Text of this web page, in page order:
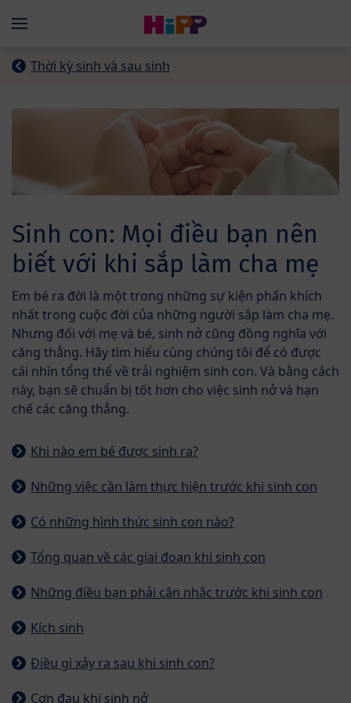
Menü
Thời kỳ sinh và sau sinh
Sinh con: Mọi điều bạn nên
biết với khi sắp làm cha mẹ
Em bé ra đời là một trong những sự kiện phấn khích
nhất trong cuộc đời của những người sắp làm cha mẹ.
Nhưng đối với mẹ và bé, sinh nở cũng đồng nghĩa với
căng thẳng. Hãy tìm hiểu cùng chúng tôi để có được
cái nhìn tổng thể về trải nghiệm sinh con. Và bằng cách
này, bạn sẽ chuẩn bị tốt hơn cho việc sinh nở và hạn
chế các căng thẳng.
Khi nào em bé được sinh ra?
Những việc cần làm thực hiện trước khi sinh con
Có những hình thức sinh con nào?
Tổng quan về các giai đoạn khi sinh con
Những điều bạn phải cân nhắc trước khi sinh con
Kích sinh
Điều gì xảy ra sau khi sinh con?
Cơn đau khi sinh nở